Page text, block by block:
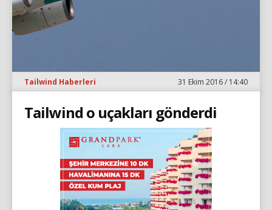
Tailwind Haberleri 31 Ekim 2016 / 14:40
Tailwind o uçakları gönderdi